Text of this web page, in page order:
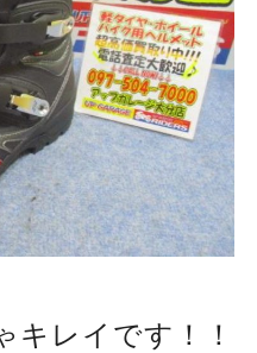
キレイです！！